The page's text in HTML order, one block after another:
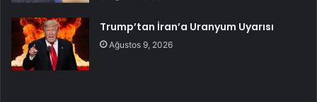
Trump’tan İran’a Uranyum Uyarısı
Ağustos 9, 2026